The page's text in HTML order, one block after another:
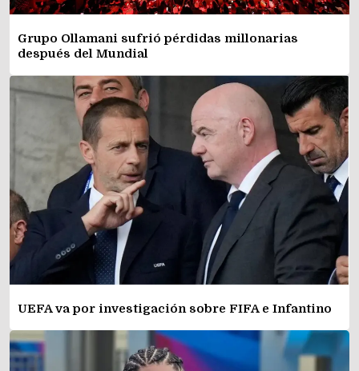
Grupo Ollamani sufrió pérdidas millonarias
después del Mundial
UEFA va por investigación sobre FIFA e Infantino